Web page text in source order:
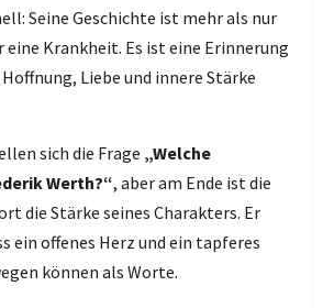
Seine Geschichte ist mehr als nur
eine Krankheit. Es ist eine Erinnerung
Liebe und innere Stärke
sich die Frage „Welche
Werth?“, aber am Ende ist die
die Stärke seines Charakters. Er
ein offenes Herz und ein tapferes
können als Worte.